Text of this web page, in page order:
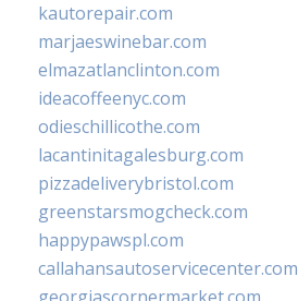
kautorepair.com
marjaeswinebar.com
elmazatlanclinton.com
ideacoffeenyc.com
odieschillicothe.com
lacantinitagalesburg.com
pizzadeliverybristol.com
greenstarsmogcheck.com
happypawspl.com
callahansautoservicecenter.com